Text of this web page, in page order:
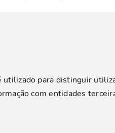
para distinguir
com entidades